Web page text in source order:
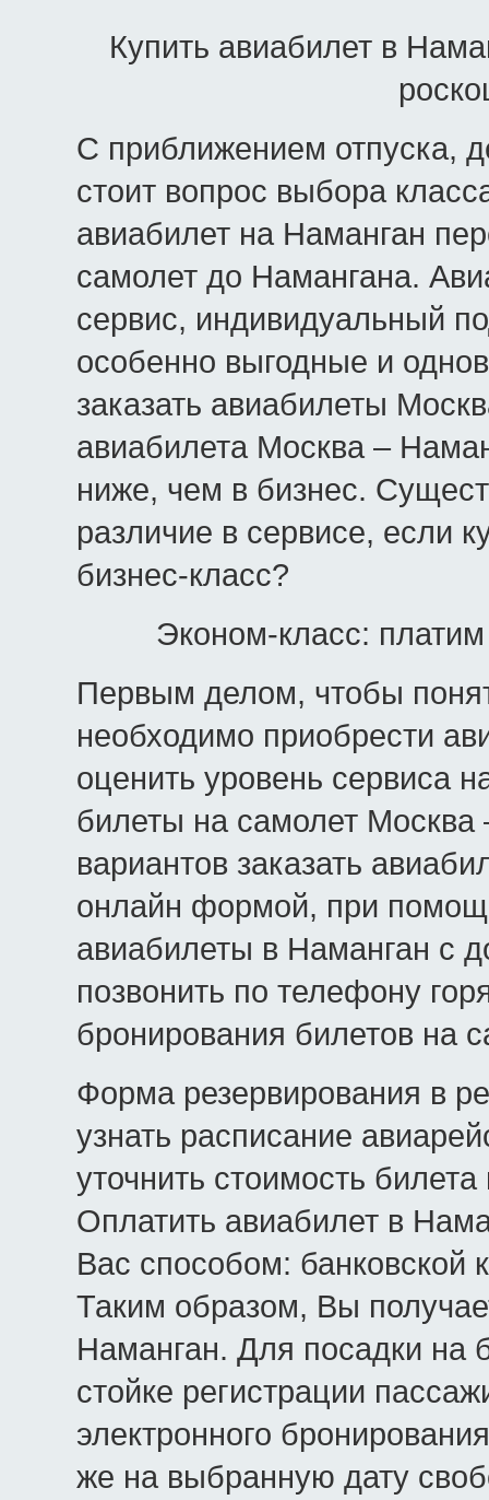
Купить авиабилет в
С приближением отпуска,
стоит вопрос выбора
авиабилет на Наманган
самолет до Намангана.
сервис, индивидуальный
особенно выгодные и
заказать авиабилеты
авиабилета Москва –
ниже, чем в бизнес.
различие в сервисе, если
бизнес-класс?
Эконом-класс:
Первым делом, чтобы
необходимо приобрести
оценить уровень сервиса
билеты на самолет Москва
вариантов заказать
онлайн формой, при
авиабилеты в Наманган с
позвонить по телефону
бронирования билетов на
Форма резервирования в
узнать расписание
уточнить стоимость
Оплатить авиабилет в
Вас способом: банковской
Таким образом, Вы
Наманган. Для посадки на
стойке регистрации
электронного
же на выбранную дату